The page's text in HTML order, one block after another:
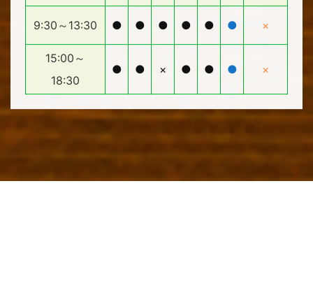
9:30～13:30 ● ● ● ● ● ● ×
15:00～
18:30
● ● × ● ● ● ×